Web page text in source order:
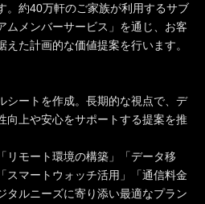
。約40万軒のご家族が利用するサブ
ムメンバーサービス」を通じ、お客
た計画的な価値提案を行います。
シートを作成。長期的な視点で、デ
向上や安心をサポートする提案を推
リモート環境の構築」「データ移
スマートウォッチ活用」「通信料金
タルニーズに寄り添い最適なプラン